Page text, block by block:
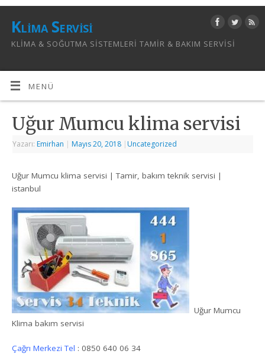
Klima Servisi
KLIMA & SOĞUTMA SISTEMLERI TAMIR & BAKIM SERVISI
MENÜ
Uğur Mumcu klima servisi
Yazarı: Emirhan | Mayıs 20, 2018 | Uncategorized
Uğur Mumcu klima servisi | Tamir, bakım teknik servisi |
istanbul
Uğur Mumcu
Klima bakım servisi
Çağrı Merkezi Tel : 0850 640 06 34